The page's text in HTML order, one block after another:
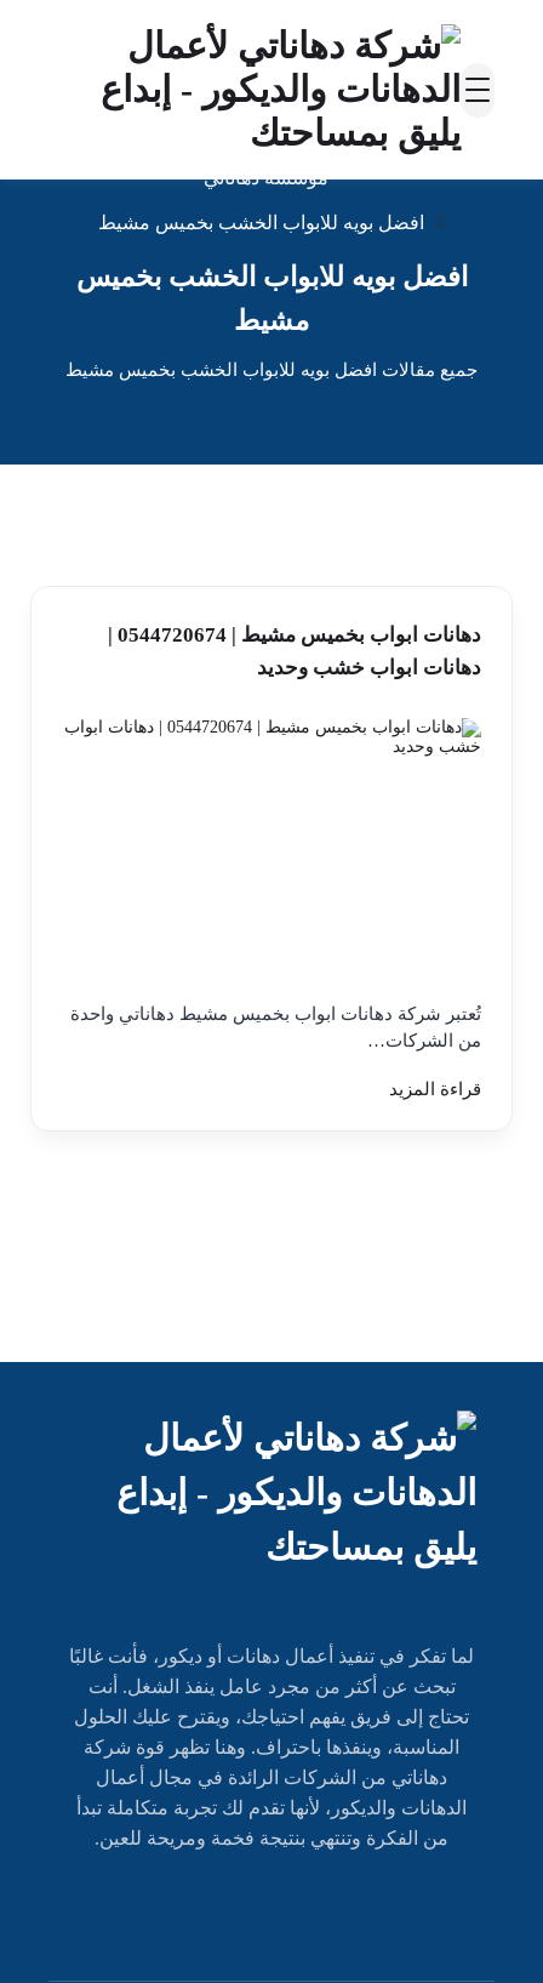
مؤسسة دهاناتي
افضل بويه للابواب الخشب بخميس مشيط
افضل بويه للابواب الخشب بخميس
مشيط
جميع مقالات افضل بويه للابواب الخشب بخميس مشيط
دهانات ابواب بخميس مشيط | 0544720674 |
دهانات ابواب خشب وحديد
تُعتبر شركة دهانات ابواب بخميس مشيط دهاناتي واحدة
من الشركات…
قراءة المزيد
لما تفكر في تنفيذ أعمال دهانات أو ديكور، فأنت غالبًا
تبحث عن أكثر من مجرد عامل ينفذ الشغل. أنت
تحتاج إلى فريق يفهم احتياجك، ويقترح عليك الحلول
المناسبة، وينفذها باحتراف. وهنا تظهر قوة شركة
دهاناتي من الشركات الرائدة في مجال أعمال
الدهانات والديكور، لأنها تقدم لك تجربة متكاملة تبدأ
من الفكرة وتنتهي بنتيجة فخمة ومريحة للعين.